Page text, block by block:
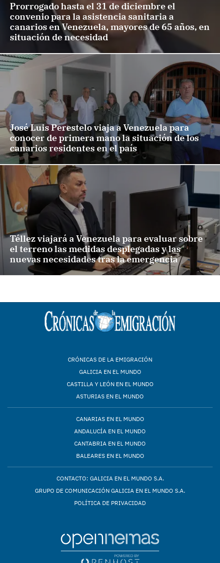
Prorrogado hasta el 31 de diciembre el
convenio para la asistencia sanitaria a
canarios en Venezuela, mayores de 65 años, en
situación de necesidad
José Luis Perestelo viaja a Venezuela para
conocer de primera mano la situación de los
canarios residentes en el país
Téllez viajará a Venezuela para evaluar sobre
el terreno las medidas desplegadas y las
nuevas necesidades tras la emergencia
CRÓNICAS DE LA EMIGRACIÓN
GALICIA EN EL MUNDO
CASTILLA Y LEÓN EN EL MUNDO
ASTURIAS EN EL MUNDO
CANARIAS EN EL MUNDO
ANDALUCÍA EN EL MUNDO
CANTABRIA EN EL MUNDO
BALEARES EN EL MUNDO
CONTACTO: GALICIA EN EL MUNDO S.A.
GRUPO DE COMUNICACIÓN GALICIA EN EL MUNDO S.A.
POLÍTICA DE PRIVACIDAD